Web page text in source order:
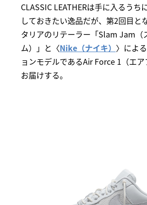
CLASSIC LEATHERは手に入るうち
しておきたい逸品だが、第2回目と
タリアのリテーラー「Slam Jam（
ム）」と〈Nike（ナイキ） 〉によ
ョンモデルであるAir Force 1（エア
お届けする。